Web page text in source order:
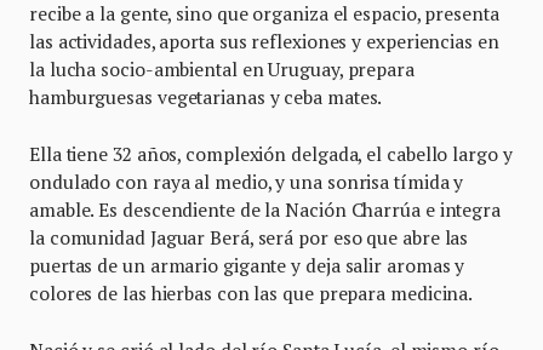
recibe a la gente, sino que organiza el espacio, presenta
las actividades, aporta sus reflexiones y experiencias en
la lucha socio-ambiental en Uruguay, prepara
hamburguesas vegetarianas y ceba mates.
Ella tiene 32 años, complexión delgada, el cabello largo y
ondulado con raya al medio, y una sonrisa tímida y
amable. Es descendiente de la Nación Charrúa e integra
la comunidad Jaguar Berá, será por eso que abre las
puertas de un armario gigante y deja salir aromas y
colores de las hierbas con las que prepara medicina.